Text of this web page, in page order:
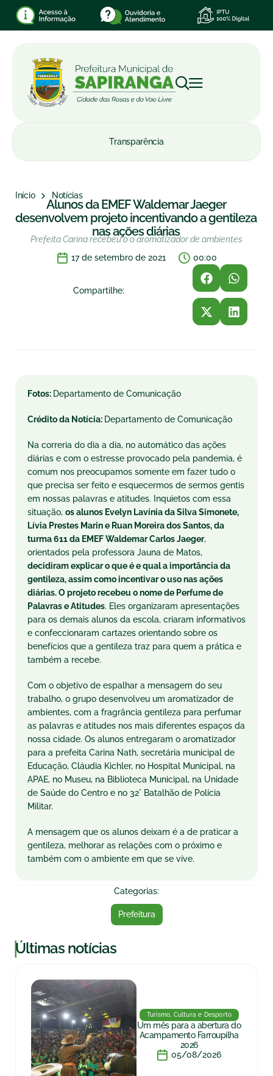
Transparência
Início Notícias
Alunos da EMEF Waldemar Jaeger
desenvolvem projeto incentivando a gentileza
nas ações diárias
Prefeita Carina recebeu o o aromatizador de ambientes
17 de setembro de 2021
00:00
Compartilhe:
Fotos: Departamento de Comunicação
Crédito da Notícia: Departamento de Comunicação
Na correria do dia a dia, no automático das ações
diárias e com o estresse provocado pela pandemia, é
comum nos preocupamos somente em fazer tudo o
que precisa ser feito e esquecermos de sermos gentis
em nossas palavras e atitudes. Inquietos com essa
situação, os alunos Evelyn Lavínia da Silva Simonete,
Lívia Prestes Marin e Ruan Moreira dos Santos, da
turma 611 da EMEF Waldemar Carlos Jaeger,
orientados pela professora Jauna de Matos,
decidiram explicar o que é e qual a importância da
gentileza, assim como incentivar o uso nas ações
diárias. O projeto recebeu o nome de Perfume de
Palavras e Atitudes. Eles organizaram apresentações
para os demais alunos da escola, criaram informativos
e confeccionaram cartazes orientando sobre os
benefícios que a gentileza traz para quem a prática e
também a recebe.
Com o objetivo de espalhar a mensagem do seu
trabalho, o grupo desenvolveu um aromatizador de
ambientes, com a fragrância gentileza para perfumar
as palavras e atitudes nos mais diferentes espaços da
nossa cidade. Os alunos entregaram o aromatizador
para a prefeita Carina Nath, secretária municipal de
Educação, Cláudia Kichler, no Hospital Municipal, na
APAE, no Museu, na Biblioteca Municipal, na Unidade
de Saúde do Centro e no 32° Batalhão de Polícia
Militar.
A mensagem que os alunos deixam é a de praticar a
gentileza, melhorar as relações com o próximo e
também com o ambiente em que se vive.
Categorias:
Prefeitura
|Últimas notícias
Turismo, Cultura e Desporto
Um mês para a abertura do
Acampamento Farroupilha
2026
05/08/2026